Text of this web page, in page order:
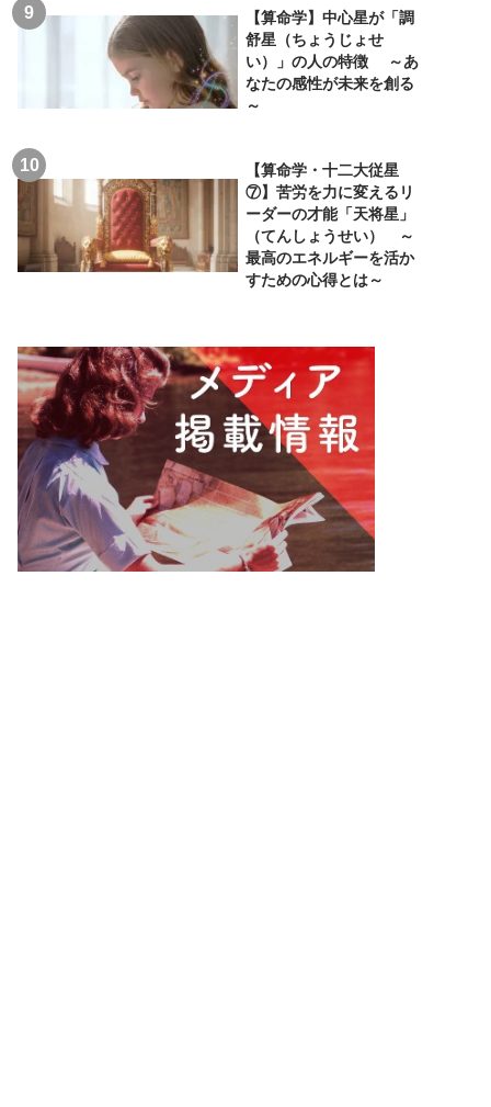
【算命学】中心星が「調
舒星（ちょうじょせ
い）」の人の特徴 ～あ
なたの感性が未来を創る
～
【算命学・十二大従星
⑦】苦労を力に変えるリ
ーダーの才能「天将星」
（てんしょうせい） ～
最高のエネルギーを活か
すための心得とは～